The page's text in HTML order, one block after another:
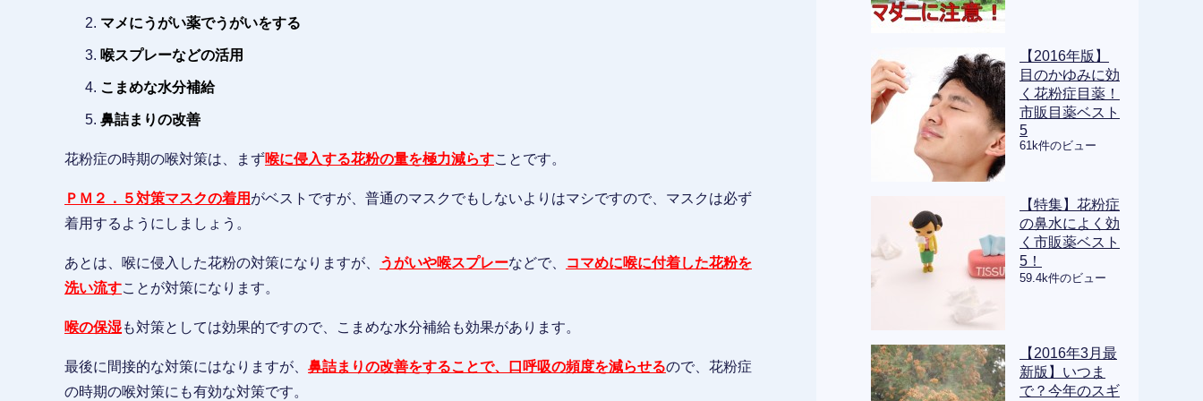
マメにうがい薬でうがいをする
喉スプレーなどの活用
こまめな水分補給
鼻詰まりの改善
花粉症の時期の喉対策は、まず喉に侵入する花粉の量を極力減らすことです。
ＰＭ２．５対策マスクの着用 がベストですが、普通のマスクでもしないよりはマシですので、マスクは必ず
着用するようにしましょう。
あとは、喉に侵入した花粉の対策になりますが、 うがいや喉スプレーなどで、
コマめに喉に付着した花粉を
洗い流すことが対策になります。
喉の保湿も対策としては効果的ですので、こまめな水分補給も効果があります。
最後に間接的な対策にはなりますが、 鼻詰まりの改善をすることで、口呼吸の頻度を減らせるので、花粉症
の時期の喉対策にも有効な対策です。
【2016年版】
目のかゆみに効
く花粉症目薬！
市販目薬ベスト
5
61k件のビュー
【特集】花粉症
の鼻水によく効
く市販薬ベスト
5！
59.4k件のビュー
【2016年3月最
新版】いつま
で？今年のスギ